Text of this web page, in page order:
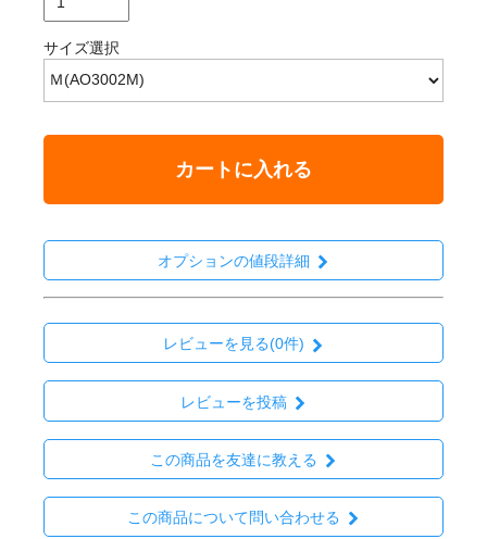
サイズ選択
カートに入れる
オプションの値段詳細
レビューを見る(0件)
レビューを投稿
この商品を友達に教える
この商品について問い合わせる